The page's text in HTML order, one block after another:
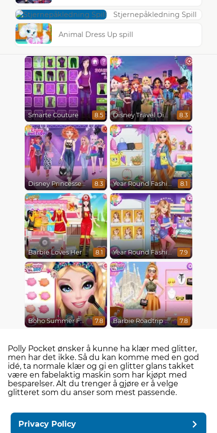
Stjernepåkledning Spill
Animal Dress Up spill
Smarte Couture 8.5 Disney Travel Diaries: City Break 8.3
Disney Princesses Runway Show 8.3 Year Round Fashionista Rapunzel 8.1
Barbie Loves Her Job 8.1 Year Round Fashionista Belle 7.9
Boho Summer Festival Besties 7.8 Barbie Roadtrip Adventure 7.8
Polly Pocket ønsker å kunne ha klær med glitter,
men har det ikke. Så du kan komme med en god
idé, ta normale klær og gi en glitter glans takket
være en fabelaktig maskin som har kjøpt med
besparelser. Alt du trenger å gjøre er å velge
glitteret som du anser som mest passende.
Privacy Policy